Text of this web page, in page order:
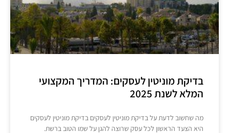
בדיקת מוניטין לעסקים: המדריך המקצועי
המלא לשנת 2025
מה שחשוב לדעת על בדיקת מוניטין לעסקים בדיקת מוניטין לעסקים
היא הצעד הראשון לכל עסק שרוצה להגן על שמו הטוב ברשת.